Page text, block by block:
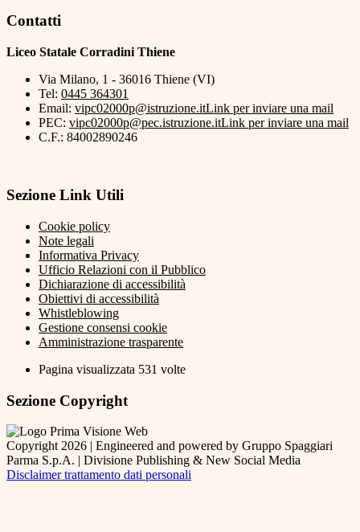
Contatti
Liceo Statale Corradini Thiene
Via Milano, 1 - 36016 Thiene (VI)
Tel: 0445 364301
Email: vipc02000p@istruzione.itLink per inviare una mail
PEC: vipc02000p@pec.istruzione.itLink per inviare una mail
C.F.: 84002890246
Sezione Link Utili
Cookie policy
Note legali
Informativa Privacy
Ufficio Relazioni con il Pubblico
Dichiarazione di accessibilità
Obiettivi di accessibilità
Whistleblowing
Gestione consensi cookie
Amministrazione trasparente
Pagina visualizzata 531 volte
Sezione Copyright
Copyright 2026 | Engineered and powered by Gruppo Spaggiari
Parma S.p.A. | Divisione Publishing & New Social Media
Disclaimer trattamento dati personali